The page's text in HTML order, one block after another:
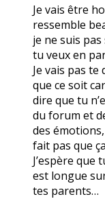
Je vais être
ressemble
je ne suis
tu veux en
Je vais pas
que ce soit
dire que tu
du forum et
des
fait pas que
J’espère que
est longue
tes parents…